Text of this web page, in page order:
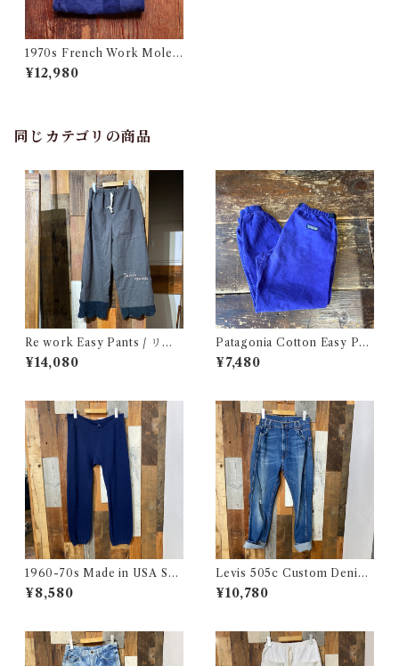
1970s French Work Moles
kin Pants W32 / ユーロ ワー
ク フランス モールスキン パン
¥12,980
同じカテゴリの商品
Re work Easy Pants / リワ
ーク イージー パンツ クロシェ
& 刺繍入り
¥14,080
Patagonia Cotton Easy Pan
ts / パタゴニア コットン イー
ジー パンツ 古着
¥7,480
1960-70s Made in USA Sw
eat Pants / 60-70年代 アメ
リカ製 スウェット パンツ 古着
¥8,580
Levis 505c Custom Denim
Pants / リーバイス 505c カス
タムバージョン デニム パンツ
¥10,780